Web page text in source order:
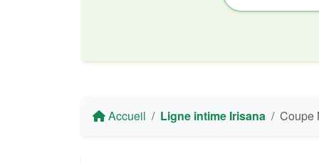
Accueil Ligne intime Irisana Coupe